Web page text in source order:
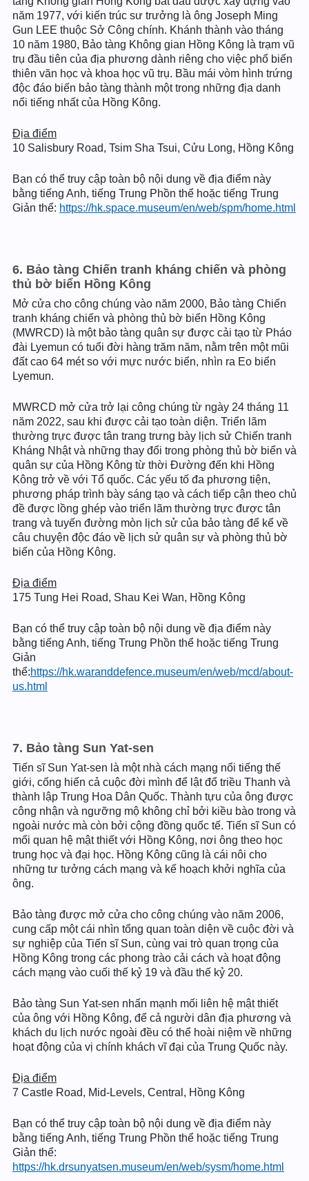
năm 1977, với kiến trúc sư trưởng là ông Joseph Ming
Gun LEE thuộc Sở Công chính. Khánh thành vào tháng
10 năm 1980, Bảo tàng Không gian Hồng Kông là trạm vũ
trụ đầu tiên của địa phương dành riêng cho việc phổ biến
thiên văn học và khoa học vũ trụ. Bầu mái vòm hình trứng
độc đáo biến bảo tàng thành một trong những địa danh
nổi tiếng nhất của Hồng Kông.
Địa điểm
10 Salisbury Road, Tsim Sha Tsui, Cửu Long, Hồng Kông
Bạn có thể truy cập toàn bộ nội dung về địa điểm này
bằng tiếng Anh, tiếng Trung Phồn thể hoặc tiếng Trung
Giản thể: https://hk.space.museum/en/web/spm/home.html
6. Bảo tàng Chiến tranh kháng chiến và phòng
thủ bờ biển Hồng Kông
Mở cửa cho công chúng vào năm 2000, Bảo tàng Chiến
tranh kháng chiến và phòng thủ bờ biển Hồng Kông
(MWRCD) là một bảo tàng quân sự được cải tạo từ Pháo
đài Lyemun có tuổi đời hàng trăm năm, nằm trên một mũi
đất cao 64 mét so với mực nước biển, nhìn ra Eo biển
Lyemun.
MWRCD mở cửa trở lại công chúng từ ngày 24 tháng 11
năm 2022, sau khi được cải tạo toàn diện. Triển lãm
thường trực được tân trang trưng bày lịch sử Chiến tranh
Kháng Nhật và những thay đổi trong phòng thủ bờ biển và
quân sự của Hồng Kông từ thời Đường đến khi Hồng
Kông trở về với Tổ quốc. Các yếu tố đa phương tiện,
phương pháp trình bày sáng tạo và cách tiếp cận theo chủ
đề được lồng ghép vào triển lãm thường trực được tân
trang và tuyến đường mòn lịch sử của bảo tàng để kể về
câu chuyện độc đáo về lịch sử quân sự và phòng thủ bờ
biển của Hồng Kông.
Địa điểm
175 Tung Hei Road, Shau Kei Wan, Hồng Kông
Bạn có thể truy cập toàn bộ nội dung về địa điểm này
bằng tiếng Anh, tiếng Trung Phồn thể hoặc tiếng Trung
Giản
thể:https://hk.waranddefence.museum/en/web/mcd/about-
us.html
7. Bảo tàng Sun Yat-sen
Tiến sĩ Sun Yat-sen là một nhà cách mạng nổi tiếng thế
giới, cống hiến cả cuộc đời mình để lật đổ triều Thanh và
thành lập Trung Hoa Dân Quốc. Thành tựu của ông được
công nhận và ngưỡng mộ không chỉ bởi kiều bào trong và
ngoài nước mà còn bởi cộng đồng quốc tế. Tiến sĩ Sun có
mối quan hệ mật thiết với Hồng Kông, nơi ông theo học
trung học và đại học. Hồng Kông cũng là cái nôi cho
những tư tưởng cách mạng và kế hoạch khởi nghĩa của
ông.
Bảo tàng được mở cửa cho công chúng vào năm 2006,
cung cấp một cái nhìn tổng quan toàn diện về cuộc đời và
sự nghiệp của Tiến sĩ Sun, cùng vai trò quan trọng của
Hồng Kông trong các phong trào cải cách và hoạt động
cách mạng vào cuối thế kỷ 19 và đầu thế kỷ 20.
Bảo tàng Sun Yat-sen nhấn mạnh mối liên hệ mật thiết
của ông với Hồng Kông, để cả người dân địa phương và
khách du lịch nước ngoài đều có thể hoài niệm về những
hoạt động của vị chính khách vĩ đại của Trung Quốc này.
Địa điểm
7 Castle Road, Mid-Levels, Central, Hồng Kông
Bạn có thể truy cập toàn bộ nội dung về địa điểm này
bằng tiếng Anh, tiếng Trung Phồn thể hoặc tiếng Trung
Giản thể:
https://hk.drsunyatsen.museum/en/web/sysm/home.html